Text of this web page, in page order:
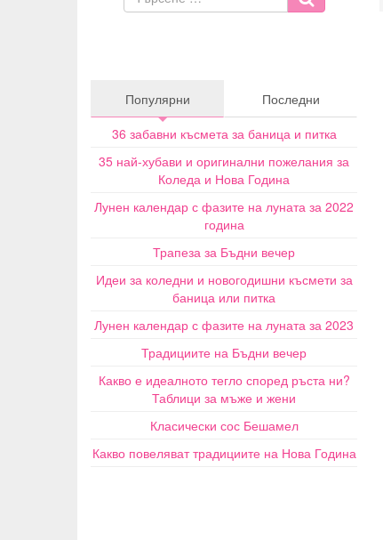
Популярни
Последни
36 забавни късмета за баница и питка
35 най-хубави и оригинални пожелания за
Коледа и Нова Година
Лунен календар с фазите на луната за 2022
година
Трапеза за Бъдни вечер
Идеи за коледни и новогодишни късмети за
баница или питка
Лунен календар с фазите на луната за 2023
Традициите на Бъдни вечер
Какво е идеалното тегло според ръста ни?
Таблици за мъже и жени
Класически сос Бешамел
Какво повеляват традициите на Нова Година